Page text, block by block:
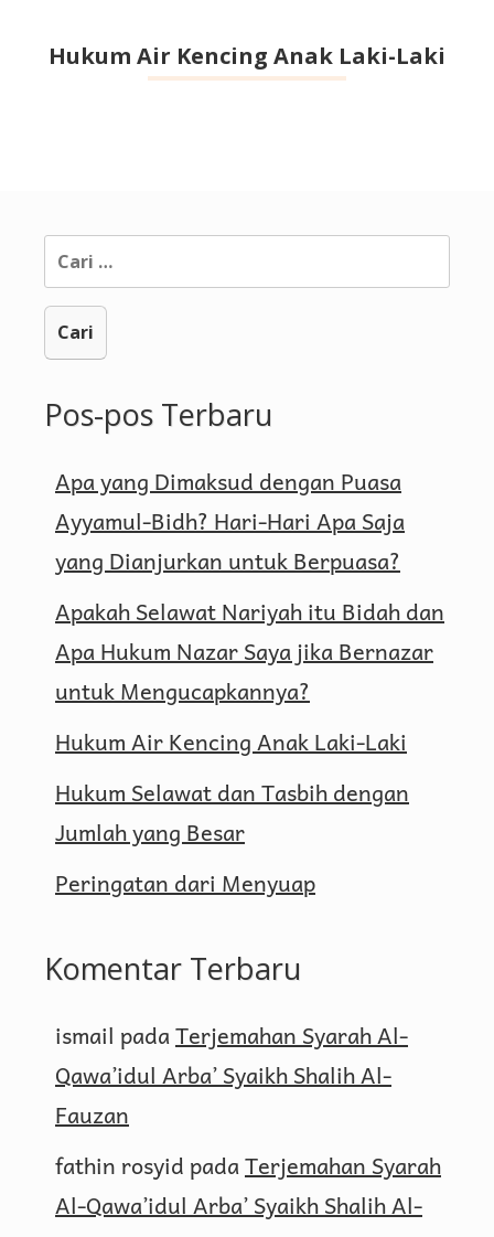
Hukum Air Kencing Anak Laki-Laki
Cari
untuk:
Pos-pos Terbaru
Apa yang Dimaksud dengan Puasa
Ayyamul-Bidh? Hari-Hari Apa Saja
yang Dianjurkan untuk Berpuasa?
Apakah Selawat Nariyah itu Bidah dan
Apa Hukum Nazar Saya jika Bernazar
untuk Mengucapkannya?
Hukum Air Kencing Anak Laki-Laki
Hukum Selawat dan Tasbih dengan
Jumlah yang Besar
Peringatan dari Menyuap
Komentar Terbaru
ismail padaTerjemahan Syarah Al-
Qawa’idul Arba’ Syaikh Shalih Al-
Fauzan
fathin rosyid padaTerjemahan Syarah
Al-Qawa’idul Arba’ Syaikh Shalih Al-